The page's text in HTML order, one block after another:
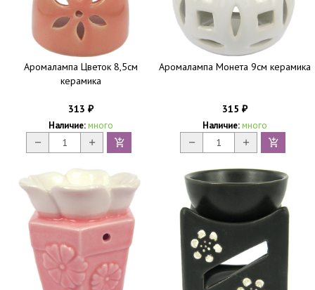
Аромалампа Цветок 8,5см
керамика
313 ₽
Наличие: много
Аромалампа Монета 9см керамика
315 ₽
Наличие: много